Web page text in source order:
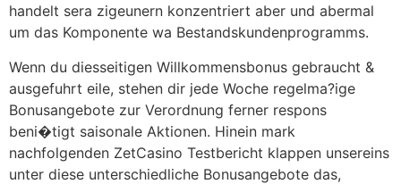
handelt sera zigeunern konzentriert aber und abermal
um das Komponente wa Bestandskundenprogramms.
Wenn du diesseitigen Willkommensbonus gebraucht &
ausgefuhrt eile, stehen dir jede Woche regelma?ige
Bonusangebote zur Verordnung ferner respons
beni�tigt saisonale Aktionen. Hinein mark
nachfolgenden ZetCasino Testbericht klappen unsereins
unter diese unterschiedliche Bonusangebote das,